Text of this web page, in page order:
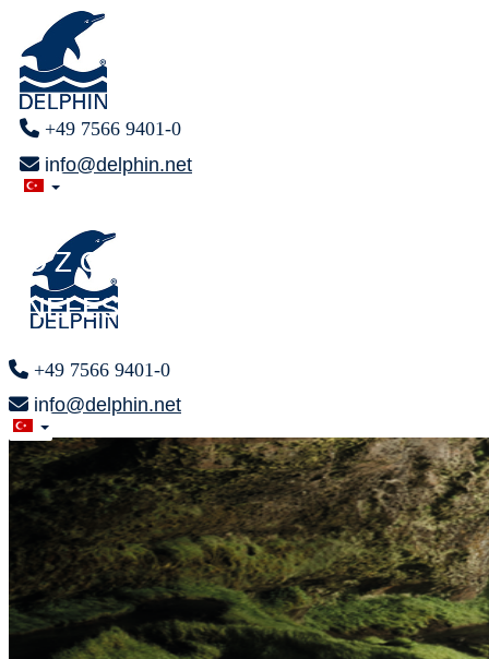
+49 7566 9401-0
info@delphin.net
+49 7566 9401-0
info@delphin.net
Ö Z G Ü R C E
NEFES AL
Ö Z G Ü R C E
NEFES AL